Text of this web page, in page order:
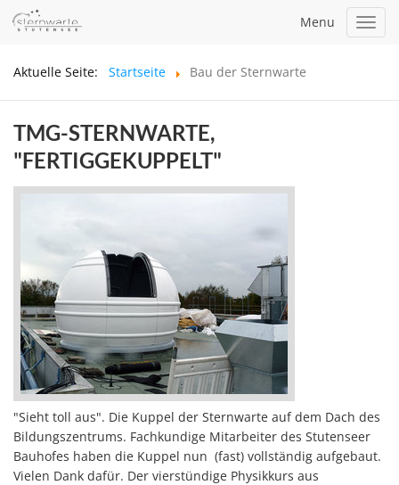
Menu
Aktuelle Seite:
Startseite Bau der Sternwarte
TMG-STERNWARTE,
"FERTIGGEKUPPELT"
"Sieht toll aus". Die Kuppel der Sternwarte auf dem Dach des
Bildungszentrums. Fachkundige Mitarbeiter des Stutenseer
Bauhofes haben die Kuppel nun (fast) vollständig aufgebaut.
Vielen Dank dafür. Der vierstündige Physikkurs aus